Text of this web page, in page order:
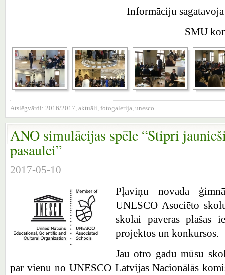
Informāciju
SMU
Atslēgvārdi: 2016/2017, aktuāli, fotogalerija, unesco
ANO simulācijas spēle “Stipri
pasaulei”
2017-05-10
Pļaviņu novada
UNESCO Asociēto
skolai paveras plašas
projektos un konkursos.
Jau otro gadu mūsu
par vienu no UNESCO Latvijas Nacionālās